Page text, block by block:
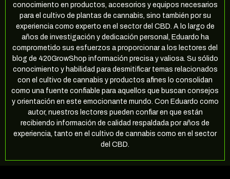
conocimiento en productos, accesorios y equipos necesarios
para el cultivo de plantas de cannabis, sino también por su
experiencia como experto en el sector del CBD. A lo largo de
años de investigación y dedicación personal, Eduardo ha
comprometido sus esfuerzos a proporcionar a los lectores del
blog de 420GrowShop información precisa y valiosa. Su sólido
conocimiento y habilidad para desmitificar temas relacionados
con el cultivo de cannabis y productos afines lo consolidan
como una fuente confiable para aquellos que buscan consejos
y orientación en este emocionante mundo. Con Eduardo como
autor, nuestros lectores pueden confiar en que están
recibiendo información de calidad respaldada por años de
experiencia, tanto en el cultivo de cannabis como en el sector
del CBD.